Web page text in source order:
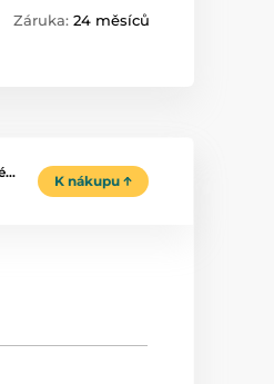
Záruka: 24 měsíců
K nákupu